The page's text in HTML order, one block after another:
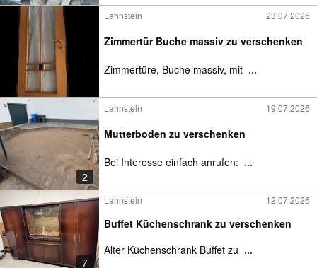
Lahnstein 23.07.2026
Zimmertür Buche massiv zu verschenken
Zimmertüre, Buche massiv, mit ...
2
Lahnstein 19.07.2026
Mutterboden zu verschenken
Bei Interesse einfach anrufen: ...
7
Lahnstein 12.07.2026
Buffet Küchenschrank zu verschenken
Alter Küchenschrank Buffet zu ...